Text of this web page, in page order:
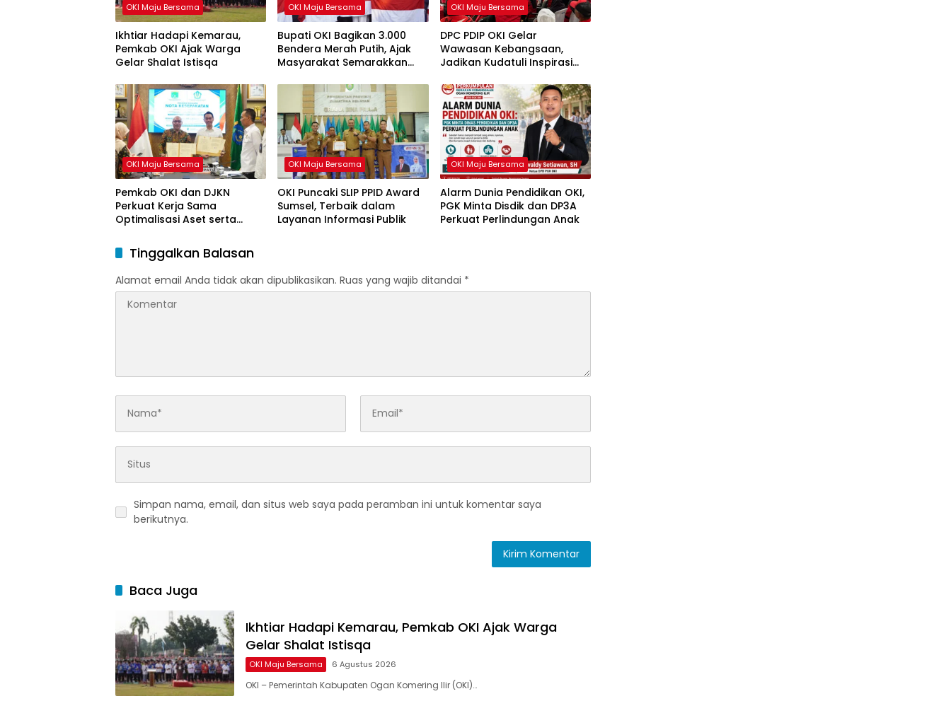
OKI Maju Bersama
Ikhtiar Hadapi Kemarau,
Pemkab OKI Ajak Warga
Gelar Shalat Istisqa
OKI Maju Bersama
Bupati OKI Bagikan 3.000
Bendera Merah Putih, Ajak
Masyarakat Semarakkan
OKI Maju Bersama
DPC PDIP OKI Gelar
Wawasan Kebangsaan,
Jadikan Kudatuli Inspirasi
OKI Maju Bersama
Pemkab OKI dan DJKN
Perkuat Kerja Sama
Optimalisasi Aset serta
OKI Maju Bersama
OKI Puncaki SLIP PPID Award
Sumsel, Terbaik dalam
Layanan Informasi Publik
OKI Maju Bersama
Alarm Dunia Pendidikan OKI,
PGK Minta Disdik dan DP3A
Perkuat Perlindungan Anak
Tinggalkan Balasan
Alamat email Anda tidak akan dipublikasikan. Ruas yang wajib ditandai *
Simpan nama, email, dan situs web saya pada peramban ini untuk komentar saya
berikutnya.
Baca Juga
Ikhtiar Hadapi Kemarau, Pemkab OKI Ajak Warga
Gelar Shalat Istisqa
OKI Maju Bersama 6 Agustus 2026
OKI – Pemerintah Kabupaten Ogan Komering Ilir (OKI)…